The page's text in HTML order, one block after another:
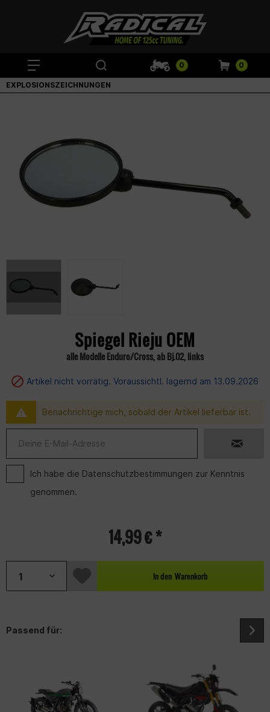
0 0
EXPLOSIONSZEICHNUNGEN
Spiegel Rieju OEM
alle Modelle Enduro/Cross, ab Bj.02, links
Artikel nicht vorrätig. Voraussichtl. lagernd am 13.09.2026
Benachrichtige mich, sobald der Artikel lieferbar ist.
Ich habe die Datenschutzbestimmungen zur Kenntnis
genommen.
14,99 € *
In den Warenkorb
Passend für: